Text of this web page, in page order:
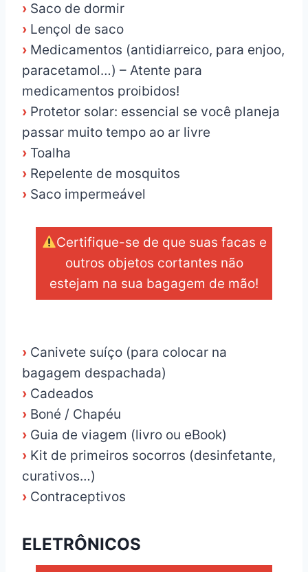
› Saco de dormir
› Lençol de saco
› Medicamentos (antidiarreico, para enjoo,
paracetamol…) – Atente para
medicamentos proibidos!
› Protetor solar: essencial se você planeja
passar muito tempo ao ar livre
› Toalha
› Repelente de mosquitos
› Saco impermeável
Certifique-se de que suas facas e
outros objetos cortantes não
estejam na sua bagagem de mão!
› Canivete suíço (para colocar na
bagagem despachada)
› Cadeados
› Boné / Chapéu
› Guia de viagem (livro ou eBook)
› Kit de primeiros socorros (desinfetante,
curativos…)
› Contraceptivos
ELETRÔNICOS